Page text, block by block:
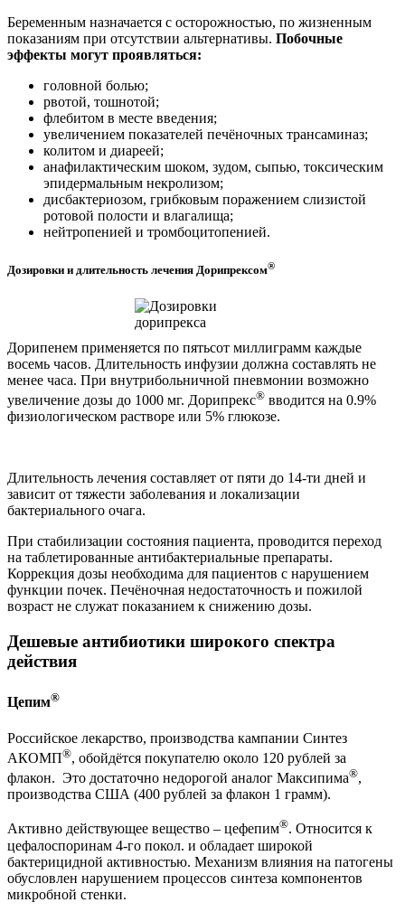
Беременным назначается с осторожностью, по жизненным
показаниям при отсутствии альтернативы. Побочные
эффекты могут проявляться:
головной болью;
рвотой, тошнотой;
флебитом в месте введения;
увеличением показателей печёночных трансаминаз;
колитом и диареей;
анафилактическим шоком, зудом, сыпью, токсическим
эпидермальным некролизом;
дисбактериозом, грибковым поражением слизистой
ротовой полости и влагалища;
нейтропенией и тромбоцитопенией.
Дозировки и длительность лечения Дорипрексом®
Дорипенем применяется по пятьсот миллиграмм каждые
восемь часов. Длительность инфузии должна составлять не
менее часа. При внутрибольничной пневмонии возможно
увеличение дозы до 1000 мг. Дорипрекс® вводится на 0.9%
физиологическом растворе или 5% глюкозе.
Длительность лечения составляет от пяти до 14-ти дней и
зависит от тяжести заболевания и локализации
бактериального очага.
При стабилизации состояния пациента, проводится переход
на таблетированные антибактериальные препараты.
Коррекция дозы необходима для пациентов с нарушением
функции почек. Печёночная недостаточность и пожилой
возраст не служат показанием к снижению дозы.
Дешевые антибиотики широкого спектра
действия
Цепим®
Российское лекарство, производства кампании Синтез
АКОМП®, обойдётся покупателю около 120 рублей за
флакон. Это достаточно недорогой аналог Максипима®,
производства США (400 рублей за флакон 1 грамм).
Активно действующее вещество – цефепим®. Относится к
цефалоспоринам 4-го покол. и обладает широкой
бактерицидной активностью. Механизм влияния на патогены
обусловлен нарушением процессов синтеза компонентов
микробной стенки.